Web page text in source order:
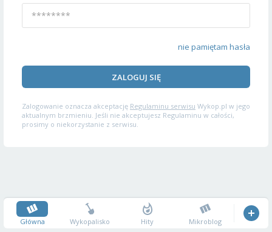
nie pamiętam hasła
ZALOGUJ SIĘ
Zalogowanie oznacza akceptację Regulaminu serwisu Wykop.pl w jego
aktualnym brzmieniu. Jeśli nie akceptujesz Regulaminu w całości,
prosimy o niekorzystanie z serwisu.
Główna Wykopalisko Hity Mikroblog